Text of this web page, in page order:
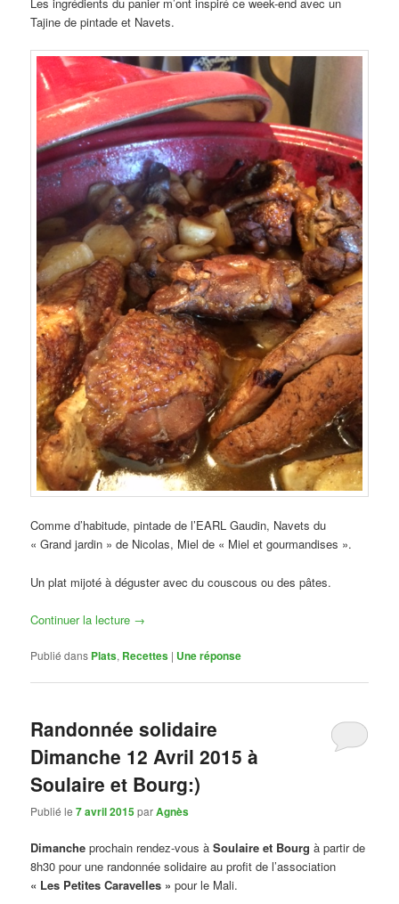
Les ingrédients du panier m’ont inspiré ce week-end avec un
Tajine de pintade et Navets.
Comme d’habitude, pintade de l’EARL Gaudin, Navets du
« Grand jardin » de Nicolas, Miel de « Miel et gourmandises ».
Un plat mijoté à déguster avec du couscous ou des pâtes.
Continuer la lecture →
Publié dans Plats, Recettes | Uneréponse
Randonnée solidaire
Dimanche 12 Avril 2015 à
Soulaire et Bourg:)
Publié le7 avril 2015parAgnès
Dimanche prochain rendez-vous àSoulaire et Bourg à partir de
8h30 pour une randonnée solidaire au profit de l’association
« Les Petites Caravelles » pour le Mali.